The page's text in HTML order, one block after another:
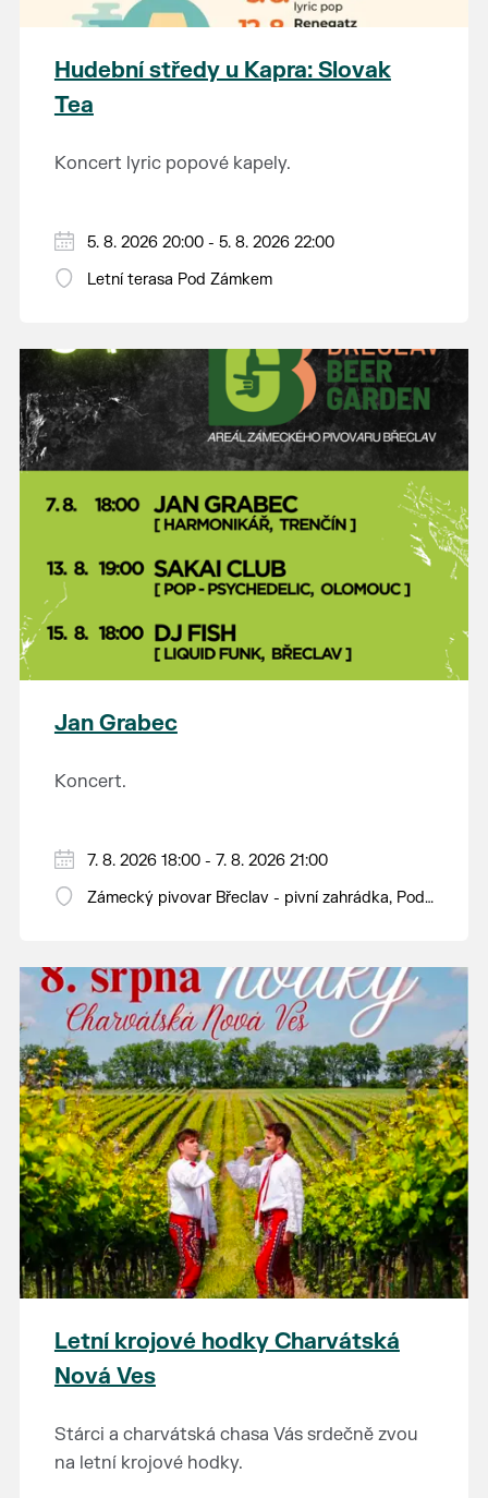
Hudební středy u Kapra: Slovak
Tea
Koncert lyric popové kapely.
5. 8. 2026 20:00 - 5. 8. 2026 22:00
Letní terasa Pod Zámkem
Jan Grabec
Koncert.
7. 8. 2026 18:00 - 7. 8. 2026 21:00
Zámecký pivovar Břeclav - pivní zahrádka, Pod
Letní krojové hodky Charvátská
Nová Ves
Stárci a charvátská chasa Vás srdečně zvou
na letní krojové hodky.